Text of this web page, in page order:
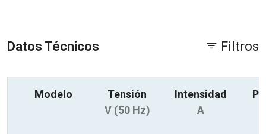
Datos Técnicos Filtros
Modelo
Tensión
V (50 Hz)
Intensidad
A